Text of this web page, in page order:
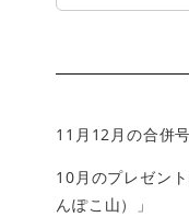
11月12月の合併
10月のプレゼン
んぽこ山）」